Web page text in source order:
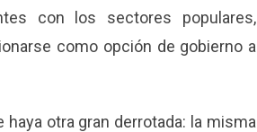
con los sectores populares,
como opción de gobierno a
otra gran derrotada: la misma